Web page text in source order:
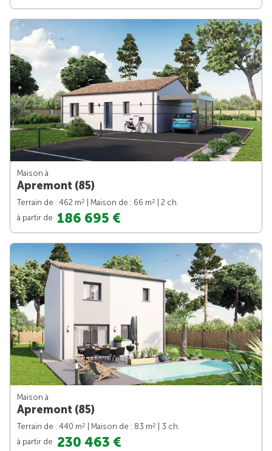
Maison à
Apremont (85)
Terrain de : 462 m2 | Maison de : 66 m2
| 2 ch.
à partir de 186 695 €
Maison à
Apremont (85)
Terrain de : 440 m2 | Maison de : 83 m2
| 3 ch.
à partir de 230 463 €